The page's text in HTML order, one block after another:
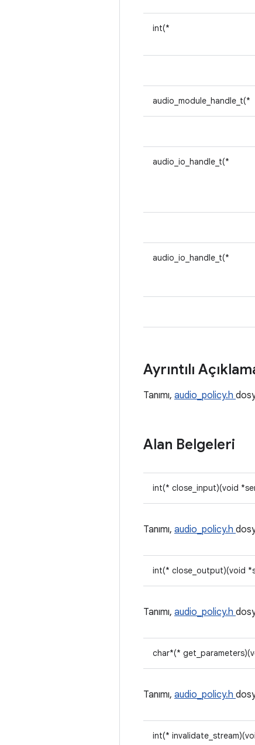
int(*
audio_module_handle_t(*
audio_io_handle_t(*
audio_io_handle_t(*
Ayrıntılı
Tanımı, audio_policy.h
Alan Belgeleri
int(* close_input)(void
Tanımı, audio_policy.h
int(* close_output)(void
Tanımı, audio_policy.h
char*(*
Tanımı, audio_policy.h
int(*